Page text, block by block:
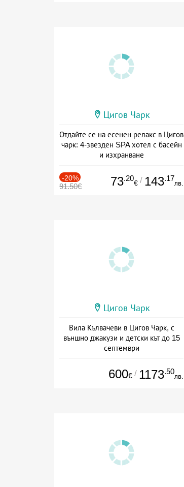
Цигов Чарк
Отдайте се на есенен релакс в Цигов
чарк: 4-звезден SPA хотел с басейн
и изхранване
-20%
91.50€ 73.20
€ / 143.17
лв.
Цигов Чарк
Вила Кълвачеви в Цигов Чарк, с
външно джакузи и детски кът до 15
септември
600€ / 1173.50
лв.